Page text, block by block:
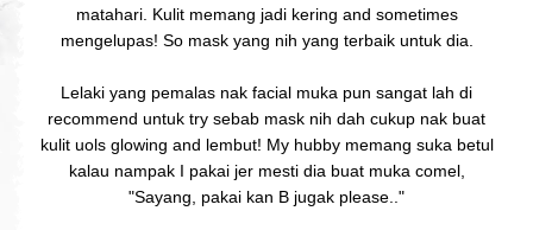
matahari. Kulit memang jadi kering and sometimes
mengelupas! So mask yang nih yang terbaik untuk dia.
Lelaki yang pemalas nak facial muka pun sangat lah di
recommend untuk try sebab mask nih dah cukup nak buat
kulit uols glowing and lembut! My hubby memang suka betul
kalau nampak I pakai jer mesti dia buat muka comel,
"Sayang, pakai kan B jugak please.."